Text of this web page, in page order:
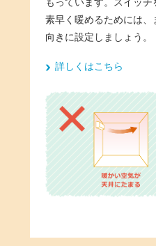
もっています。スイッ
素早く暖めるためには
向きに設定しましょう。
詳しくはこちら